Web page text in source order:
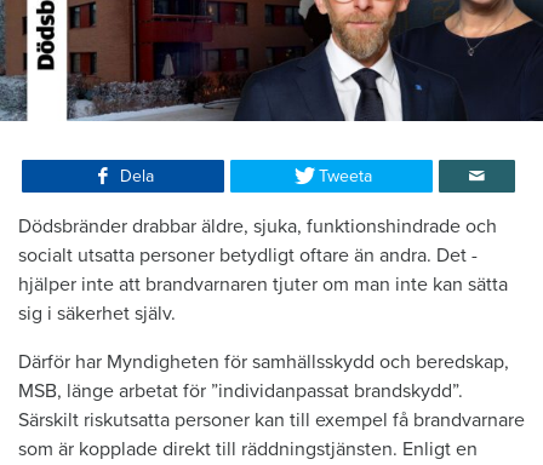
Dela Tweeta
Dödsbränder drabbar äldre, ­sjuka, funktionshindrade och
socialt ut­satta personer betydligt oftare än andra. Det ­
hjälper inte att ­brandvarnaren tjuter om man inte kan sätta
sig i ­säkerhet själv.
Därför har Myndigheten för samhällsskydd och beredskap,
MSB, länge arbetat för ”individ­anpassat brandskydd”.
Särskilt riskutsatta personer kan till exempel få brandvarnare
som är kopplade direkt till räddnings­tjänsten. Enligt en